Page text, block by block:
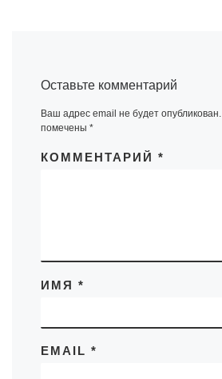
Оставьте комментарий
Ваш адрес email не будет опубликован.
помечены*
КОММЕНТАРИЙ*
ИМЯ*
EMAIL*